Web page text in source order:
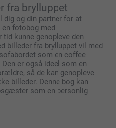
fra brylluppet
dig og din partner for at
en fotobog med
kunne genopleve den
billeder fra brylluppet vil med
som en coffee
er også ideel som en
så de kan genopleve
billeder. Denne bog kan
som en personlig